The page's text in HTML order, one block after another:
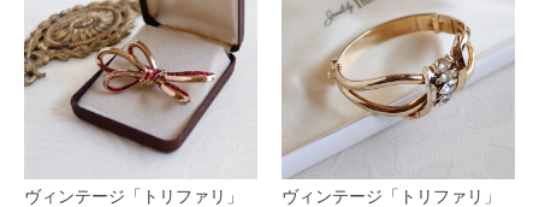
ヴィンテージ「トリファリ」
ヴィンテージ「トリファリ」